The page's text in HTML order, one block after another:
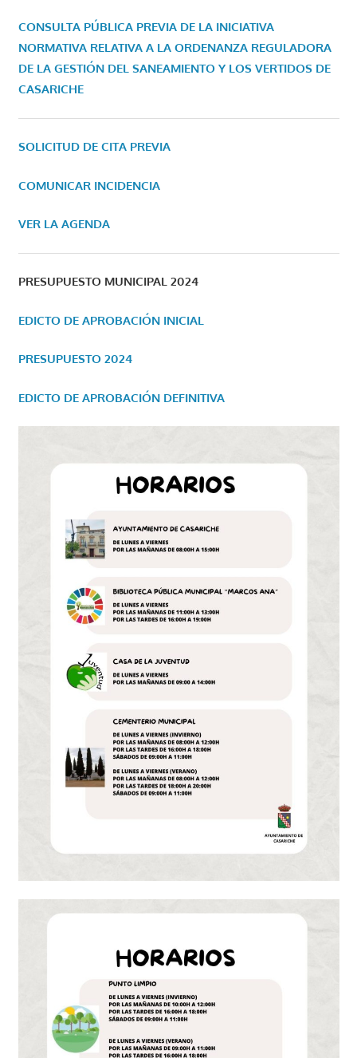
CONSULTA PÚBLICA PREVIA DE LA INICIATIVA
NORMATIVA RELATIVA A LA ORDENANZA REGULADORA
DE LA GESTIÓN DEL SANEAMIENTO Y LOS VERTIDOS DE
CASARICHE
SOLICITUD DE CITA PREVIA
COMUNICAR INCIDENCIA
VER LA AGENDA
PRESUPUESTO MUNICIPAL 2024
EDICTO DE APROBACIÓN INICIAL
PRESUPUESTO 2024
EDICTO DE APROBACIÓN DEFINITIVA